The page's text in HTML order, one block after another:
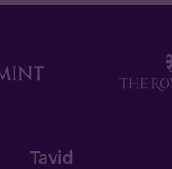
Tavid